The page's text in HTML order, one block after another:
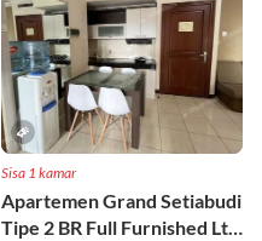
Sisa 1 kamar
Apartemen Grand Setiabudi
Tipe 2 BR Full Furnished Lt